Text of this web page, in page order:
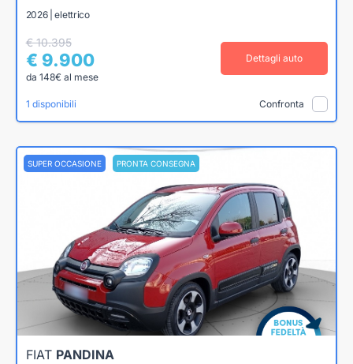
2026 | elettrico
€ 10.395
€ 9.900
da 148€ al mese
Dettagli auto
1 disponibili Confronta
SUPER OCCASIONE PRONTA CONSEGNA
FIAT PANDINA